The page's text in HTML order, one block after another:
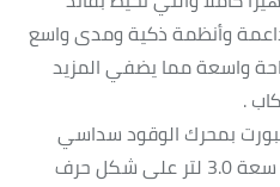
وأنظمة ذكية ومدى واسع
واسعة مما يضفي المزيد
.
بمحرك الوقود سداسي
الأسطوانات من طراز "مايفيك" سعة 3.0 لتر على شكل حرف